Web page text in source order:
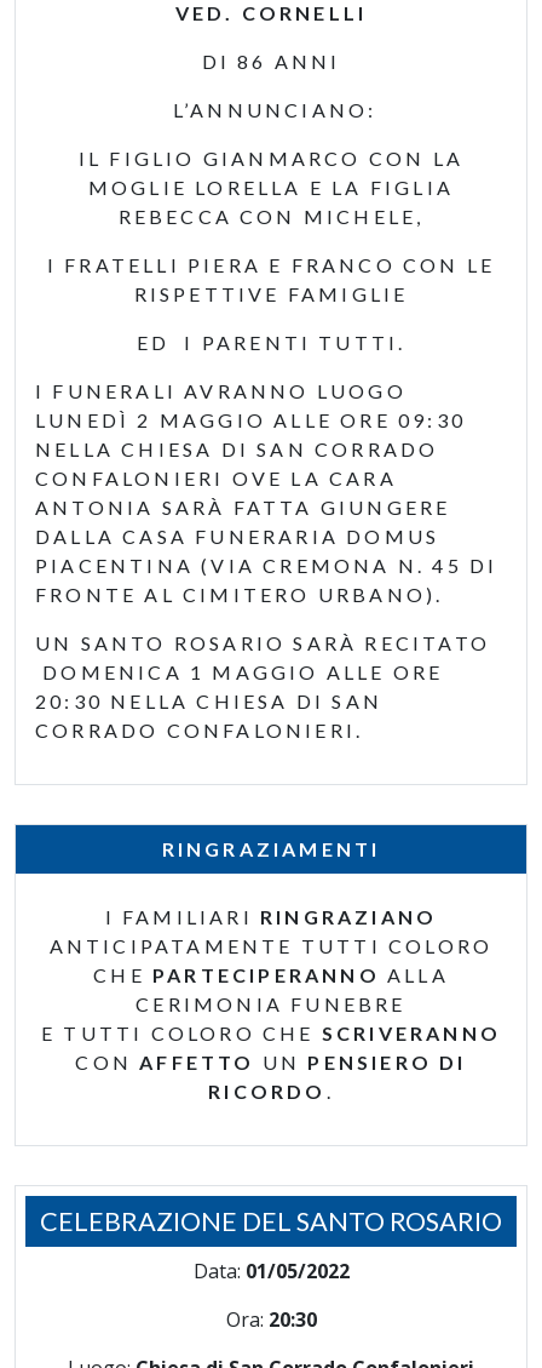
VED. CORNELLI
DI 86 ANNI
L’ANNUNCIANO:
IL FIGLIO GIANMARCO CON LA
MOGLIE LORELLA E LA FIGLIA
REBECCA CON MICHELE,
I FRATELLI PIERA E FRANCO CON LE
RISPETTIVE FAMIGLIE
ED I PARENTI TUTTI.
I FUNERALI AVRANNO LUOGO
LUNEDÌ 2 MAGGIO ALLE ORE 09:30
NELLA CHIESA DI SAN CORRADO
CONFALONIERI OVE LA CARA
ANTONIA SARÀ FATTA GIUNGERE
DALLA CASA FUNERARIA DOMUS
PIACENTINA (VIA CREMONA N. 45 DI
FRONTE AL CIMITERO URBANO).
UN SANTO ROSARIO SARÀ RECITATO
DOMENICA 1 MAGGIO ALLE ORE
20:30 NELLA CHIESA DI SAN
CORRADO CONFALONIERI.
RINGRAZIAMENTI
I FAMILIARI RINGRAZIANO
ANTICIPATAMENTE TUTTI COLORO
CHE PARTECIPERANNO ALLA
CERIMONIA FUNEBRE
E TUTTI COLORO CHE SCRIVERANNO
CONAFFETTO UN PENSIERO DI
RICORDO .
CELEBRAZIONE DEL SANTO ROSARIO
Data: 01/05/2022
Ora: 20:30